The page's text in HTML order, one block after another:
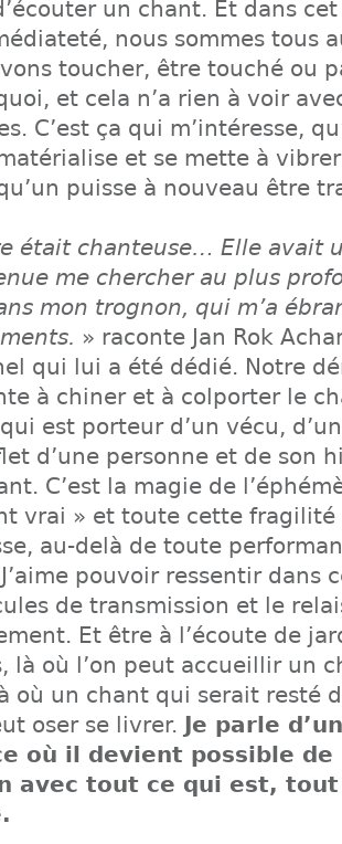
un chant. Et dans
nous sommes tous
toucher, être touché ou
et cela n’a rien à voir
C’est ça qui m’intéresse,
et se mette à
puisse à nouveau être
était chanteuse… Elle avait
me chercher au plus
mon trognon, qui m’a
» raconte Jan Rok
qui lui a été dédié. Notre
à chiner et à colporter le
est porteur d’un vécu,
d’une personne et de son
C’est la magie de
vrai » et toute cette fragilité
au-delà de toute
pouvoir ressentir dans
de transmission et le
Et être à l’écoute de
là où l’on peut accueillir un
où un chant qui serait resté
oser se livrer. Je parle
où il devient possible
avec tout ce qui est, tout